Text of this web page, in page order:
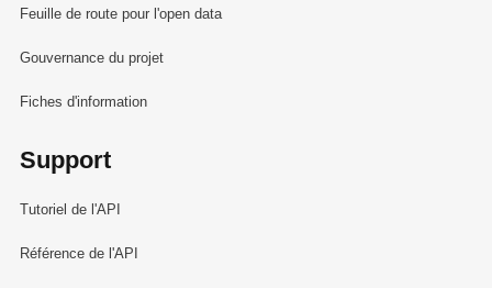
Feuille de route pour l'open data
Gouvernance du projet
Fiches d'information
Support
Tutoriel de l'API
Référence de l'API